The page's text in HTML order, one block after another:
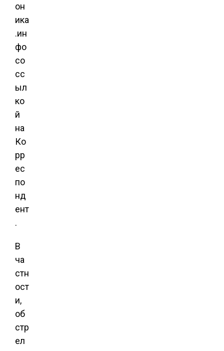
он
ика
.ин
фо
со
сс
ыл
ко
й
на
Ко
рр
ес
по
нд
ент
.
В
ча
стн
ост
и,
об
стр
ел